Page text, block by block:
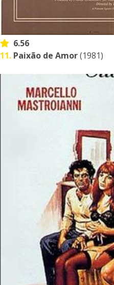
6.56
11. Paixão de Amor(1981)